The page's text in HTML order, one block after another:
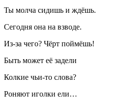
Ты молча сидишь и ждёшь.
Сегодня она на взводе.
Из-за чего? Чёрт поймёшь!
Быть может её задели
Колкие чьи-то слова?
Роняют иголки ели…